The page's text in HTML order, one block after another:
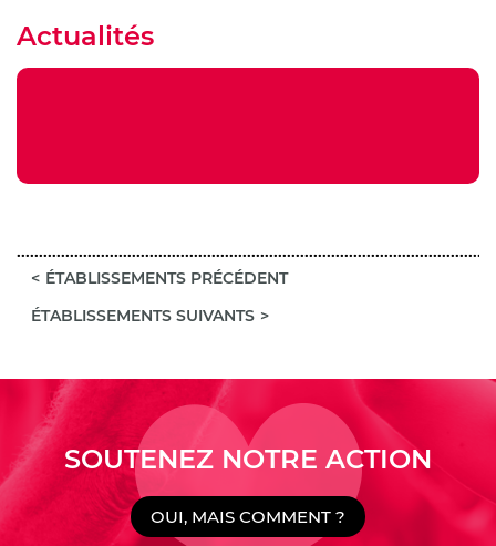
Actualités
ÉTABLISSEMENTS PRÉCÉDENT
ÉTABLISSEMENTS SUIVANTS
SOUTENEZ NOTRE ACTION
OUI, MAIS COMMENT ?